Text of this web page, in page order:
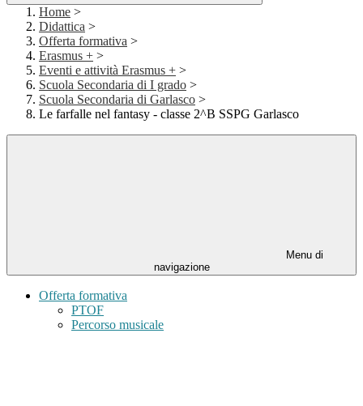
Home >
Didattica >
Offerta formativa >
Erasmus + >
Eventi e attività Erasmus + >
Scuola Secondaria di I grado >
Scuola Secondaria di Garlasco >
Le farfalle nel fantasy - classe 2^B SSPG Garlasco
Menu di
navigazione
Offerta formativa
PTOF
Percorso musicale